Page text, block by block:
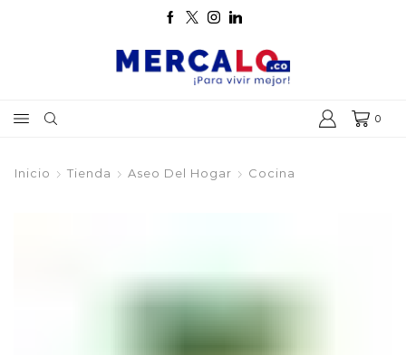
0
Inicio Tienda Aseo Del Hogar Cocina